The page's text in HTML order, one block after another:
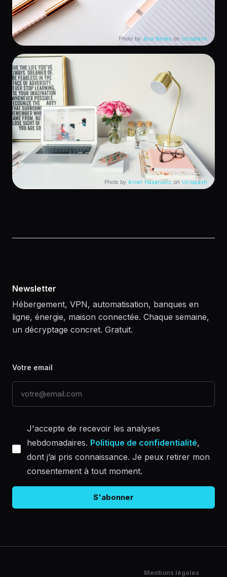
Photo byJess Bailey onUnsplash
Photo byArnel Hasanovic on Unsplash
Newsletter
Hébergement, VPN, automatisation, banques en
ligne, énergie, maison connectée. Chaque semaine,
un décryptage concret. Gratuit.
Votre email
J'accepte de recevoir les analyses
hebdomadaires. Politique de confidentialité,
dont j’ai pris connaissance. Je peux retirer mon
consentement à tout moment.
Mentions légales